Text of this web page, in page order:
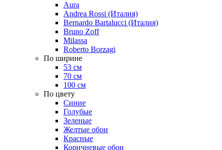
Aura
Andrea Rossi (Италия)
Bernardo Bartalucci (Италия)
Bruno Zoff
Milassa
Roberto Borzagi
По ширине
53 см
70 см
100 см
По цвету
Синие
Голубые
Зеленые
Желтые обои
Красные
Коричневые обои